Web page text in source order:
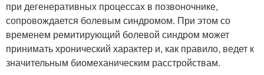
при дегенеративных процессах в позвоночнике,
сопровождается болевым синдромом. При этом со
временем ремитирующий болевой синдром может
принимать хронический характер и, как правило, ведет к
значительным биомеханическим расстройствам.